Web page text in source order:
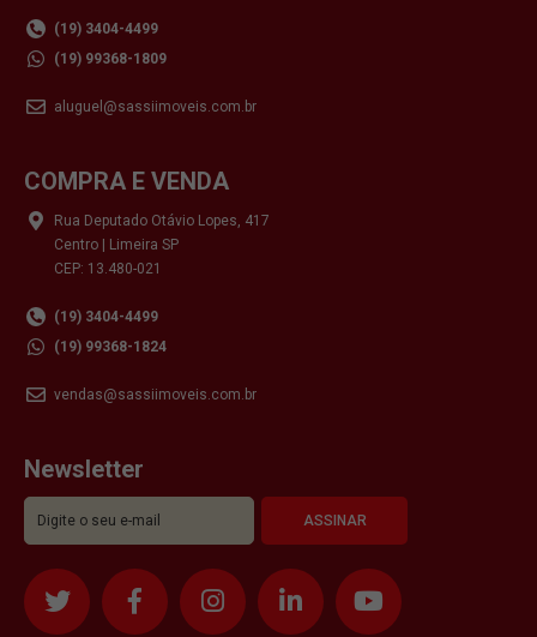
(19) 3404-4499
(19) 99368-1809
aluguel@sassiimoveis.com.br
COMPRA E VENDA
Rua Deputado Otávio Lopes, 417
Centro | Limeira SP
CEP: 13.480-021
(19) 3404-4499
(19) 99368-1824
vendas@sassiimoveis.com.br
Newsletter